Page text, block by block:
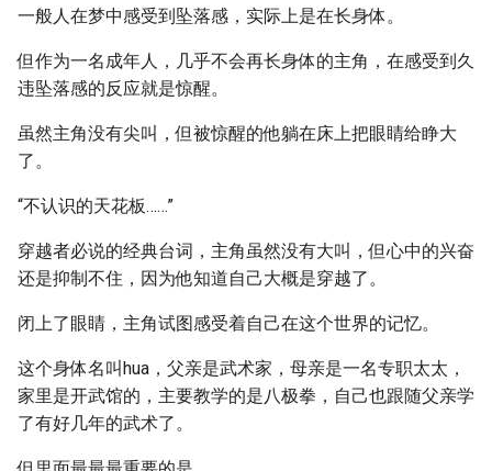
一般人在梦中感受到坠落感，实际上是在长身体。
但作为一名成年人，几乎不会再长身体的主角，在感受到久
违坠落感的反应就是惊醒。
虽然主角没有尖叫，但被惊醒的他躺在床上把眼睛给睁大
了。
“不认识的天花板……”
穿越者必说的经典台词，主角虽然没有大叫，但心中的兴奋
还是抑制不住，因为他知道自己大概是穿越了。
闭上了眼睛，主角试图感受着自己在这个世界的记忆。
这个身体名叫hua，父亲是武术家，母亲是一名专职太太，
家里是开武馆的，主要教学的是八极拳，自己也跟随父亲学
了有好几年的武术了。